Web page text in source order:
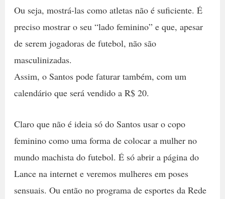
Ou seja, mostrá-las como atletas não é suficiente. É
preciso mostrar o seu “lado feminino” e que, apesar
de serem jogadoras de futebol, não são
masculinizadas.
Assim, o Santos pode faturar também, com um
calendário que será vendido a R$ 20.
Claro que não é ideia só do Santos usar o copo
feminino como uma forma de colocar a mulher no
mundo machista do futebol. É só abrir a página do
Lance na internet e veremos mulheres em poses
sensuais. Ou então no programa de esportes da Rede